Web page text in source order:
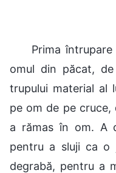
Prima
omul din păcat,
trupului material al
pe om de pe
a rămas în om. A
pentru a sluji ca o
degrabă, pentru a